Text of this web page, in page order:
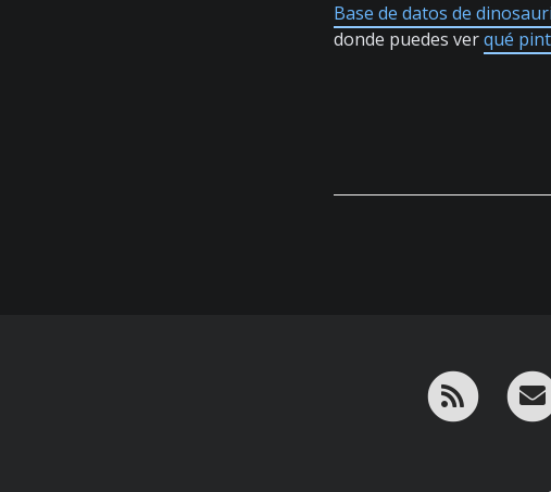
Base de datos de
donde puedes verqué
RSS